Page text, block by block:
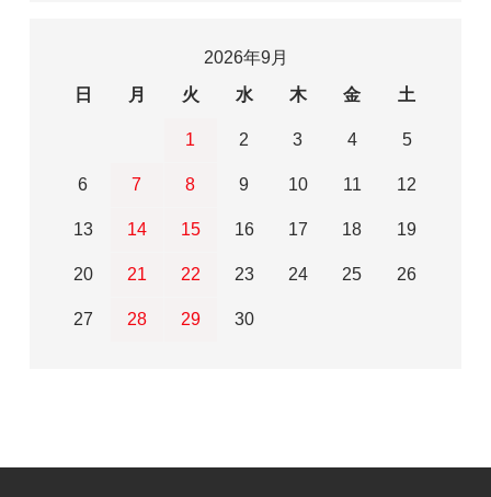
2026年9月
日
月 火 水 木 金 土
1 2 3 4 5
6 7 8 9 10 11 12
13 14 15 16 17 18 19
20 21 22 23 24 25 26
27 28 29 30